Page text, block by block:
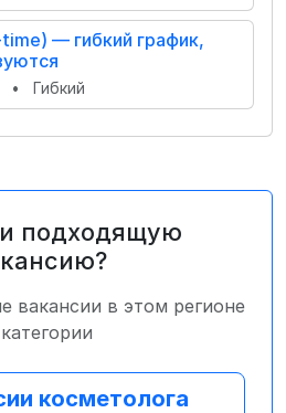
— гибкий график,
• Гибкий
подходящую
вакансии в этом регионе
косметолога